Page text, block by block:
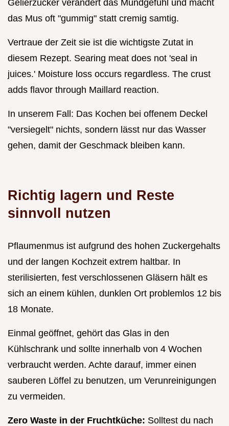
Gelierzucker verändert das Mundgefühl und macht
das Mus oft "gummig" statt cremig samtig.
Vertraue der Zeit sie ist die wichtigste Zutat in
diesem Rezept. Searing meat does not 'seal in
juices.' Moisture loss occurs regardless. The crust
adds flavor through Maillard reaction.
In unserem Fall: Das Kochen bei offenem Deckel
"versiegelt" nichts, sondern lässt nur das Wasser
gehen, damit der Geschmack bleiben kann.
Richtig lagern und Reste
sinnvoll nutzen
Pflaumenmus ist aufgrund des hohen Zuckergehalts
und der langen Kochzeit extrem haltbar. In
sterilisierten, fest verschlossenen Gläsern hält es
sich an einem kühlen, dunklen Ort problemlos 12 bis
18 Monate.
Einmal geöffnet, gehört das Glas in den
Kühlschrank und sollte innerhalb von 4 Wochen
verbraucht werden. Achte darauf, immer einen
sauberen Löffel zu benutzen, um Verunreinigungen
zu vermeiden.
Zero Waste in der Fruchtküche: Solltest du nach